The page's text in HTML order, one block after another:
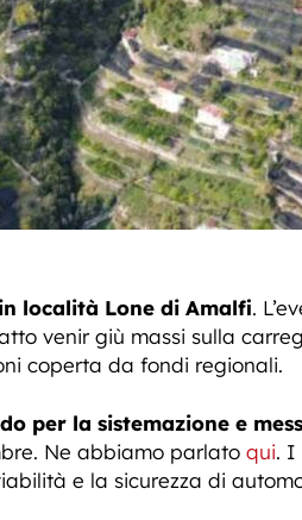
località Lone di Amalfi.
venir giù massi sulla
coperta da fondi regionali.
per la sistemazione e
Ne abbiamo parlato qui. I
e la sicurezza di